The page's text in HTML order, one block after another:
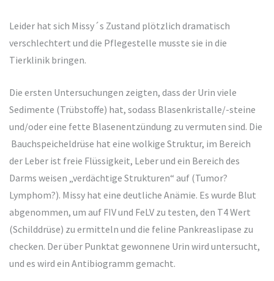
Leider hat sich Missy´s Zustand plötzlich dramatisch
verschlechtert und die Pflegestelle musste sie in die
Tierklinik bringen.
Die ersten Untersuchungen zeigten, dass der Urin viele
Sedimente (Trübstoffe) hat, sodass Blasenkristalle/-steine
und/oder eine fette Blasenentzündung zu vermuten sind. Die
Bauchspeicheldrüse hat eine wolkige Struktur, im Bereich
der Leber ist freie Flüssigkeit, Leber und ein Bereich des
Darms weisen „verdächtige Strukturen“ auf (Tumor?
Lymphom?). Missy hat eine deutliche Anämie. Es wurde Blut
abgenommen, um auf FIV und FeLV zu testen, den T4 Wert
(Schilddrüse) zu ermitteln und die feline Pankreaslipase zu
checken. Der über Punktat gewonnene Urin wird untersucht,
und es wird ein Antibiogramm gemacht.